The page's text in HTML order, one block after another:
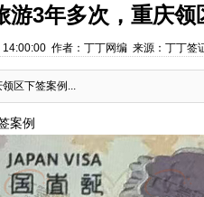
游3年多次，重庆
14:00:00 作者：丁丁网编 来源：丁丁
区下签案例...
案例